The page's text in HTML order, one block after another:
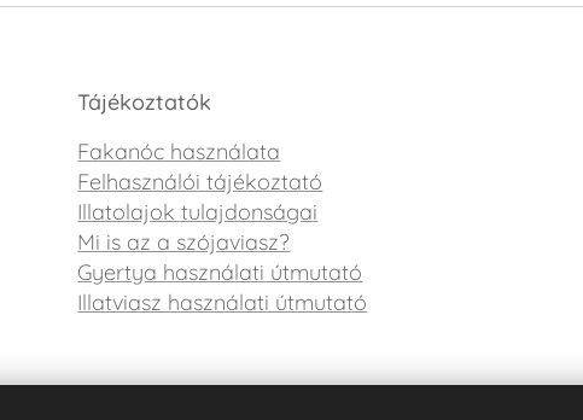
Tájékoztatók
Fakanóc használata
Felhasználói tájékoztató
Illatolajok tulajdonságai
Mi is az a szójaviasz?
Gyertya használati útmutató
Illatviasz használati útmutató